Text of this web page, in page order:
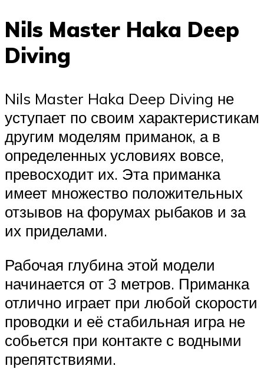
Nils Master Haka Deep
Diving
Nils Master Haka Deep Diving не
уступает по своим характеристикам
другим моделям приманок, а в
определенных условиях вовсе,
превосходит их. Эта приманка
имеет множество положительных
отзывов на форумах рыбаков и за
их приделами.
Рабочая глубина этой модели
начинается от 3 метров. Приманка
отлично играет при любой скорости
проводки и её стабильная игра не
собьется при контакте с водными
препятствиями.